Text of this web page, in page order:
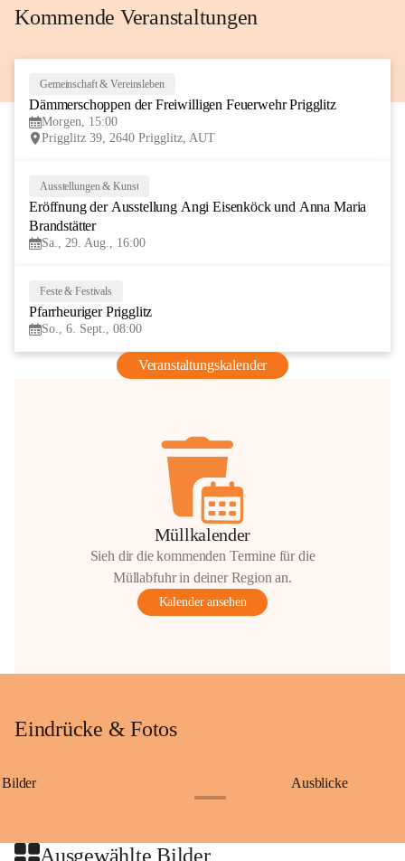
Kommende Veranstaltungen
Gemeinschaft & Vereinsleben
Dämmerschoppen der Freiwilligen Feuerwehr Prigglitz
Morgen, 15:00
Prigglitz 39, 2640 Prigglitz, AUT
AUG
Ausstellungen & Kunst
Eröffnung der Ausstellung Angi Eisenköck und Anna Maria
Brandstätter
Sa., 29. Aug., 16:00
Feste & Festivals
Pfarrheuriger Prigglitz
So., 6. Sept., 08:00
Veranstaltungskalender
Müllkalender
Sieh dir die kommenden Termine für die
Müllabfuhr in deiner Region an.
Kalender ansehen
Eindrücke & Fotos
Bilder Ausblicke
Ausgewählte Bilder